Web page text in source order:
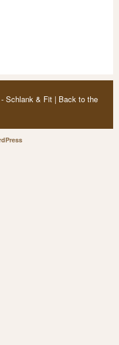
Schlank & Fit | Back to the